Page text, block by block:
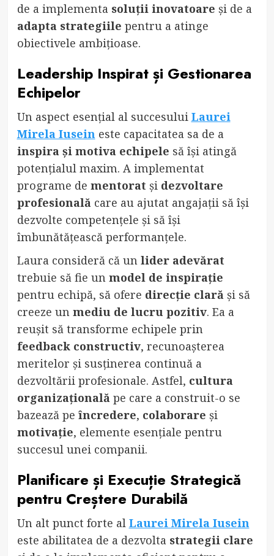
de a implementa soluții inovatoare și de a
adapta strategiile pentru a atinge
obiectivele ambițioase.
Leadership Inspirat și Gestionarea
Echipelor
Un aspect esențial al succesului Laurei
Mirela Iusein este capacitatea sa de a
inspira și motiva echipele să își atingă
potențialul maxim. A implementat
programe de mentorat și dezvoltare
profesionalăcare au ajutat angajații să își
dezvolte competențele și să își
îmbunătățească performanțele.
Laura consideră că un lider adevărat
trebuie să fie un model de inspirație
pentru echipă, să ofere direcție clarăși să
creeze un mediu de lucru pozitiv. Ea a
reușit să transforme echipele prin
feedback constructiv, recunoașterea
meritelor și susținerea continuă a
dezvoltării profesionale. Astfel, cultura
organizaționalăpe care a construit-o se
bazează pe încredere, colaborare și
motivație, elemente esențiale pentru
succesul unei companii.
Planificare și Execuție Strategică
pentru Creștere Durabilă
Un alt punct forte al Laurei Mirela Iusein
este abilitatea de a dezvolta strategii clare